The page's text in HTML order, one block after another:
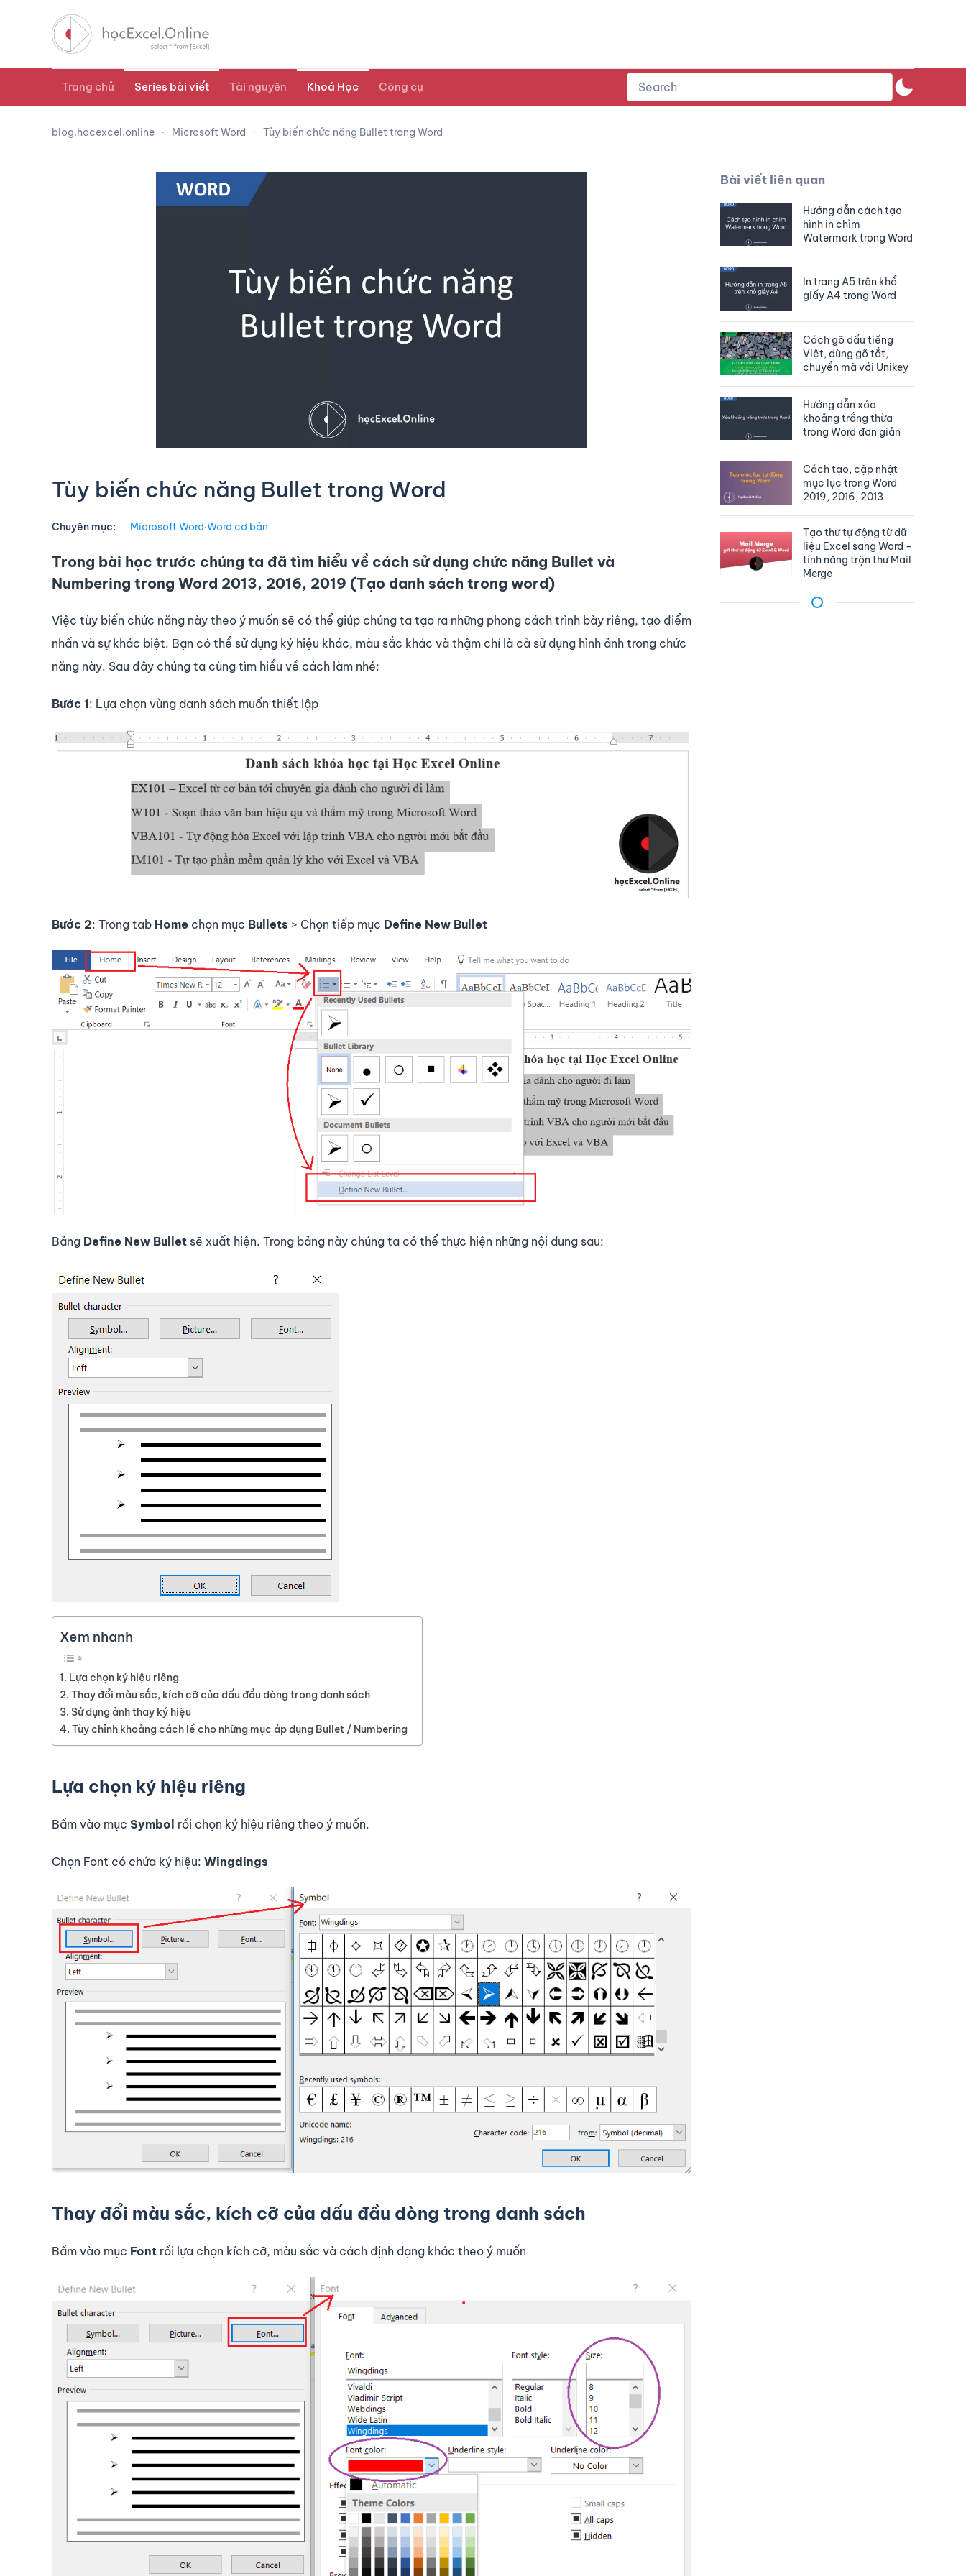
Trang chủ Series bài viết Tài nguyên Khoá Học Công cụ
blog.hocexcel.online Microsoft Word Tùy biến chức năng Bullet trong Word
Tùy biến chức năng Bullet trong Word
Chuyên mục: Microsoft Word∙Word cơ bản
Trong bài học trước chúng ta đã tìm hiểu về cách sử dụng chức năng Bullet và
Numbering trong Word 2013, 2016, 2019 (Tạo danh sách trong word)
Việc tùy biến chức năng này theo ý muốn sẽ có thể giúp chúng ta tạo ra những phong cách trình bày riêng, tạo điểm
nhấn và sự khác biệt. Bạn có thể sử dụng ký hiệu khác, màu sắc khác và thậm chí là cả sử dụng hình ảnh trong chức
năng này. Sau đây chúng ta cùng tìm hiểu về cách làm nhé:
Bước 1: Lựa chọn vùng danh sách muốn thiết lập
Bước 2: Trong tab Home chọn mục Bullets > Chọn tiếp mục Define New Bullet
Bảng Define New Bullet sẽ xuất hiện. Trong bảng này chúng ta có thể thực hiện những nội dung sau:
Xem nhanh
Lựa chọn ký hiệu riêng
Thay đổi màu sắc, kích cỡ của dấu đầu dòng trong danh sách
Sử dụng ảnh thay ký hiệu
Tùy chỉnh khoảng cách lề cho những mục áp dụng Bullet / Numbering
Lựa chọn ký hiệu riêng
Bấm vào mục Symbol rồi chọn ký hiệu riêng theo ý muốn.
Chọn Font có chứa ký hiệu: Wingdings
Thay đổi màu sắc, kích cỡ của dấu đầu dòng trong danh sách
Bấm vào mục Font rồi lựa chọn kích cỡ, màu sắc và cách định dạng khác theo ý muốn
Bài viết liên quan
Hướng dẫn cách tạo
hình in chìm
Watermark trong Word
In trang A5 trên khổ
giấy A4 trong Word
Cách gõ dấu tiếng
Việt, dùng gõ tắt,
chuyển mã với Unikey
Hướng dẫn xóa
khoảng trắng thừa
trong Word đơn giản
Cách tạo, cập nhật
mục lục trong Word
2019, 2016, 2013
Tạo thư tự động từ dữ
liệu Excel sang Word –
tính năng trộn thư Mail
Merge